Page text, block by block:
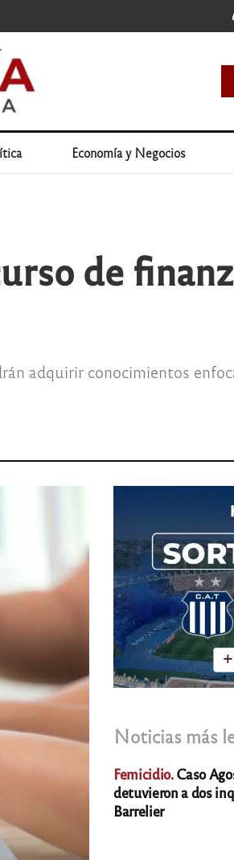
Economía y Negocios
de
adquirir conocimientos
Noticias más
Femicidio.Caso
detuvieron a dos
Barrelier